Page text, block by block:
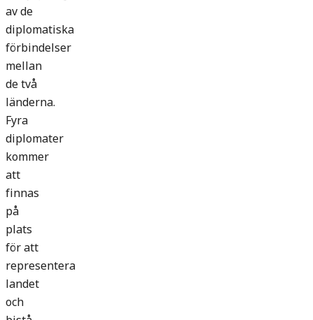
av de
diplomatiska
förbindelser
mellan
de två
länderna.
Fyra
diplomater
kommer
att
finnas
på
plats
för att
representera
landet
och